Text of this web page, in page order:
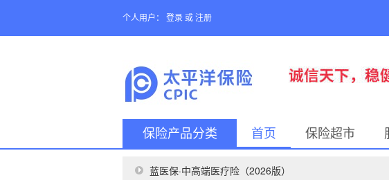
个人用户： 登录 或 注册
保险产品分类 首页 保险超市
蓝医保·中高端医疗险（2026版）